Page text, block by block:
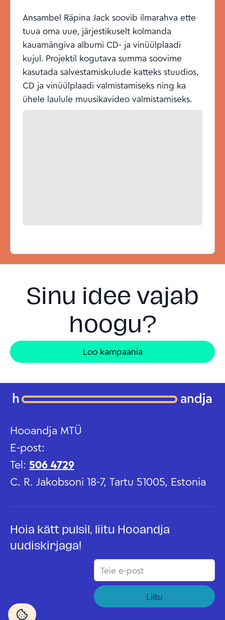
Ansambel Räpina Jack soovib ilmarahva ette
tuua oma uue, järjestikuselt kolmanda
kauamängiva albumi CD- ja vinüülplaadi
kujul. Projektil kogutava summa soovime
kasutada salvestamiskulude katteks stuudios,
CD ja vinüülplaadi valmistamiseks ning ka
ühele laulule muusikavideo valmistamiseks.
Sinu idee vajab
hoogu?
Loo kampaania
Hooandja MTÜ
E-post:
Tel: 506 4729
C. R. Jakobsoni 18-7, Tartu 51005, Estonia
Hoia kätt pulsil, liitu Hooandja
uudiskirjaga!
Liitu